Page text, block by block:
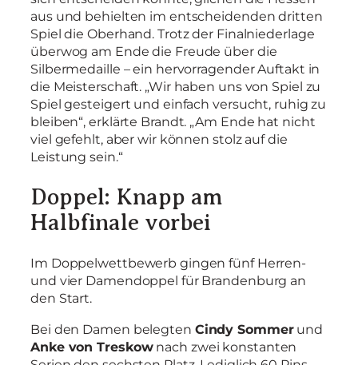
aus und behielten im entscheidenden dritten
Spiel die Oberhand. Trotz der Finalniederlage
überwog am Ende die Freude über die
Silbermedaille – ein hervorragender Auftakt in
die Meisterschaft. „Wir haben uns von Spiel zu
Spiel gesteigert und einfach versucht, ruhig zu
bleiben“, erklärte Brandt. „Am Ende hat nicht
viel gefehlt, aber wir können stolz auf die
Leistung sein.“
Doppel: Knapp am
Halbfinale vorbei
Im Doppelwettbewerb gingen fünf Herren-
und vier Damendoppel für Brandenburg an
den Start.
Bei den Damen belegten Cindy Sommerund
Anke von Treskownach zwei konstanten